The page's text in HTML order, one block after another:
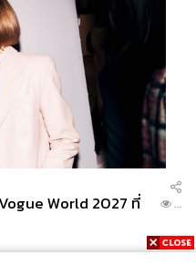
World 2027 ที่
...